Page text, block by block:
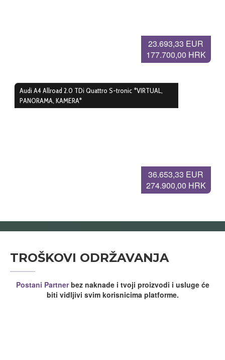
23.693,33 EUR
177.700,00 HRK
36.653,33 EUR
274.900,00 HRK
Audi A4 Allroad 2.0 TDi Quattro S-tronic *VIRTUAL,
PANORAMA, KAMERA*
TROŠKOVI ODRŽAVANJA
Postani Partnerbez naknade i tvoji proizvodi i usluge će
biti vidljivi svim korisnicima platforme.